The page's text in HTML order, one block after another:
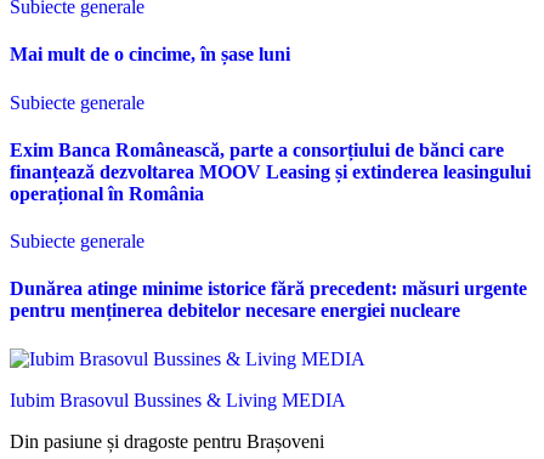
Subiecte generale
Mai mult de o cincime, în șase luni
Subiecte generale
Exim Banca Românească, parte a consorțiului de bănci care
finanțează dezvoltarea MOOV Leasing și extinderea leasingului
operațional în România
Subiecte generale
Dunărea atinge minime istorice fără precedent: măsuri urgente
pentru menținerea debitelor necesare energiei nucleare
Iubim Brasovul Bussines & Living MEDIA
Din pasiune și dragoste pentru Brașoveni